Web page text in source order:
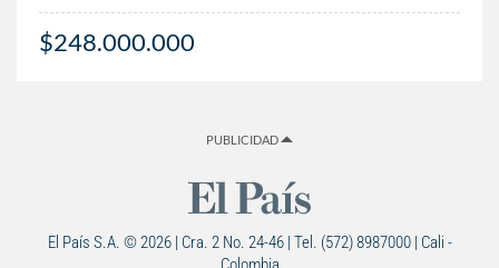
$248.000.000
PUBLICIDAD
El País S.A. © 2026 | Cra. 2 No. 24-46 | Tel. (572) 8987000 | Cali -